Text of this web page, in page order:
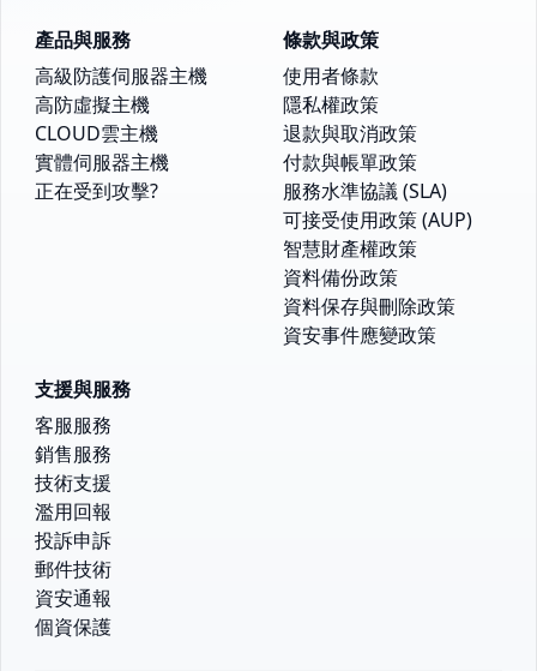
產品與服務
高級防護伺服器主機
高防虛擬主機
CLOUD雲主機
實體伺服器主機
正在受到攻擊?
條款與政策
使用者條款
隱私權政策
退款與取消政策
付款與帳單政策
服務水準協議 (SLA)
可接受使用政策 (AUP)
智慧財產權政策
資料備份政策
資料保存與刪除政策
資安事件應變政策
支援與服務
客服服務
銷售服務
技術支援
濫用回報
投訴申訴
郵件技術
資安通報
個資保護